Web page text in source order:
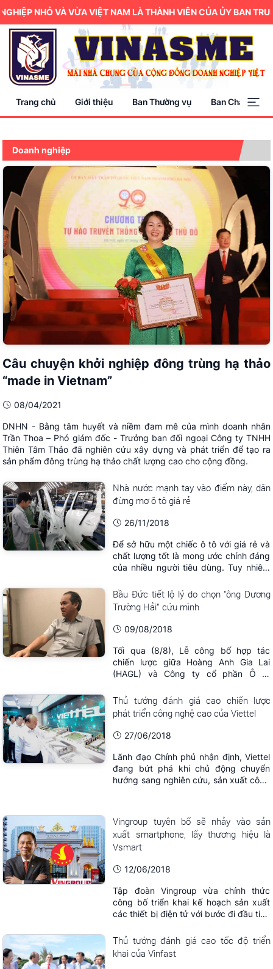
NHỎ VÀ VỪA VIỆT NAM LÀ THÀNH VIÊN CỦA ỦY BAN TRUNG
Trang chủ Giới thiệu Ban Thường vụ Ban Chấp hành
Doanh nghiệp
Câu chuyện khởi nghiệp đông trùng hạ thảo
“made in Vietnam”
08/04/2021
DNHN - Bằng tâm huyết và niềm đam mê của mình doanh nhân
Trần Thoa – Phó giám đốc - Trưởng ban đối ngoại Công ty TNHH
Thiên Tâm Thảo đã nghiên cứu xây dựng và phát triển để tạo ra
sản phẩm đông trùng hạ thảo chất lượng cao cho cộng đồng.
Nhà nước mạnh tay vào điểm này, dân
đừng mơ ô tô giá rẻ
26/11/2018
Để sở hữu một chiếc ô tô với giá rẻ và
chất lượng tốt là mong ước chính đáng
của nhiều người tiêu dùng. Tuy nhiên,
mà chủ xe ô tô ở Việt Nam đang phải
nộp, ai cũng cảm thấy thấy đây là
gánh nặng.
Bầu Đức tiết lộ lý do chọn "ông Dương
Trường Hải” cứu mình
09/08/2018
Tối qua (8/8), Lễ công bố hợp tác
chiến lược giữa Hoàng Anh Gia Lai
(HAGL) và Công ty cổ phần Ô tô
TP.HCM. Thương vụ M&A được dư luận
quan tâm đặc biệt trong vài ngày qua
bởi hai ông chủ doanh nghiệp đều là
những doanh nhân có tiếng.
Thủ tướng đánh giá cao chiến lược
phát triển công nghệ cao của Viettel
27/06/2018
Lãnh đạo Chính phủ nhận định, Viettel
đang bứt phá khi chủ động chuyển
hướng sang nghiên cứu, sản xuất công
Vingroup tuyên bố sẽ nhảy vào sản
xuất smartphone, lấy thương hiệu là
Vsmart
12/06/2018
Tập đoàn Vingroup vừa chính thức
công bố triển khai kế hoạch sản xuất
các thiết bị điện tử với bước đi đầu tiên
hiệu Vsmart.
Thủ tướng đánh giá cao tốc độ triển
khai của Vinfast